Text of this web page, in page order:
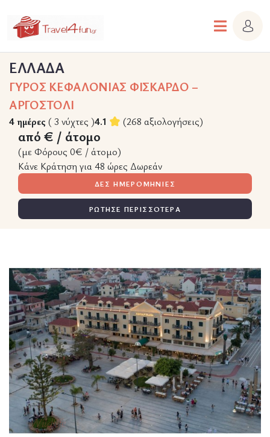
ΕΛΛΑΔΑ
ΓΥΡΟΣ ΚΕΦΑΛΟΝΙΑΣ ΦΙΣΚΑΡΔΟ –
ΑΡΓΟΣΤΟΛΙ
4 ημέρες ( 3 νύχτες )4.1 (268 αξιολογήσεις)
από € / άτομο
(με Φόρους 0€ / άτομο)
Κάνε Κράτηση για 48 ώρες Δωρεάν
ΔΕΣ ΗΜΕΡΟΜΗΝΙΕΣ
ΡΩΤΗΣΕ ΠΕΡΙΣΣΟΤΕΡΑ
Wildlife